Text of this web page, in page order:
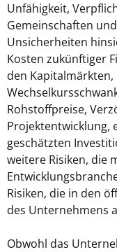
Unfähigkeit,
Gemeinschaften
Unsicherheiten
Kosten zukünftiger
den Kapitalmärkten,
Rohstoffpreise,
Projektentwicklung,
geschätzten
weitere Risiken, die
Risiken, die in den
des Unternehmens
Obwohl das